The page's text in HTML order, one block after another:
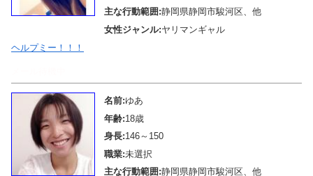
主な行動範囲:静岡県静岡市駿河区、他
女性ジャンル:ヤリマンギャル
ヘルプミー！！！
名前:ゆあ
年齢:18歳
身長:146～150
職業:未選択
主な行動範囲:静岡県静岡市駿河区、他